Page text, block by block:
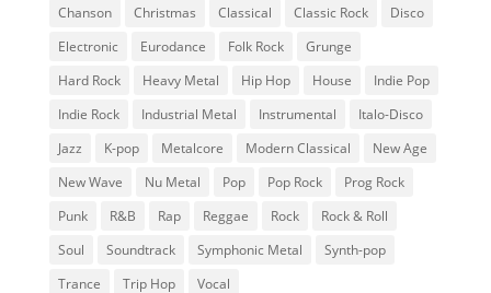
Chanson
Christmas Classical Classic Rock
Disco
Electronic
Eurodance Folk Rock
Grunge
Hard Rock
Heavy Metal Hip Hop House
Indie Pop
Indie Rock
Industrial Metal Instrumental
Italo-Disco
Jazz
K-pop Metalcore Modern Classical
New Age
New Wave
Nu Metal Pop Pop Rock
Prog Rock
Punk
R&B Rap Reggae Rock
Rock & Roll
Soul
Soundtrack Symphonic Metal
Synth-pop
Trance
Trip Hop Vocal